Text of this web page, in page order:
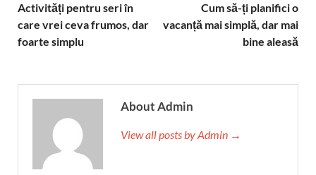
Activități pentru seri în
care vrei ceva frumos, dar
foarte simplu
Cum să-ți planifici o
vacanță mai simplă, dar mai
bine aleasă
About Admin
View all posts by Admin →